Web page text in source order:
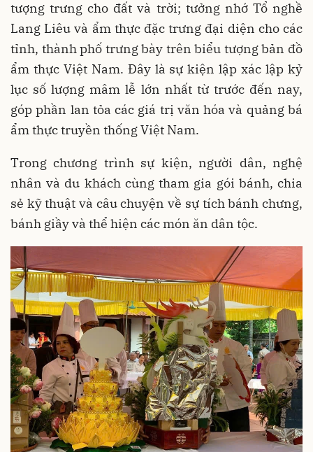
tượng trưng cho đất và trời; tưởng nhớ Tổ nghề
Lang Liêu và ẩm thực đặc trưng đại diện cho các
tỉnh, thành phố trưng bày trên biểu tượng bản đồ
ẩm thực Việt Nam. Đây là sự kiện lập xác lập kỷ
lục số lượng mâm lễ lớn nhất từ trước đến nay,
góp phần lan tỏa các giá trị văn hóa và quảng bá
ẩm thực truyền thống Việt Nam.
Trong chương trình sự kiện, người dân, nghệ
nhân và du khách cùng tham gia gói bánh, chia
sẻ kỹ thuật và câu chuyện về sự tích bánh chưng,
bánh giầy và thể hiện các món ăn dân tộc.